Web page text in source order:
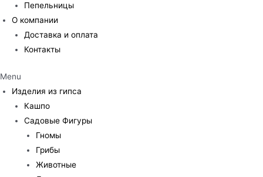
Пепельницы
О компании
Доставка и оплата
Контакты
Menu
Изделия из гипса
Кашпо
Садовые Фигуры
Гномы
Грибы
Животные